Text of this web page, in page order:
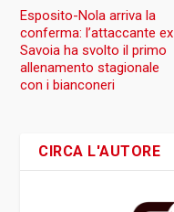
Esposito-Nola arriva la
conferma: l’attaccante ex
Savoia ha svolto il primo
allenamento stagionale
con i bianconeri
CIRCA L'AUTORE